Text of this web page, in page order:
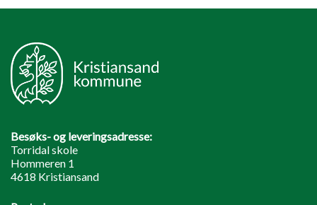
Besøks- og leveringsadresse:
Torridal skole
Hommeren 1
4618 Kristiansand